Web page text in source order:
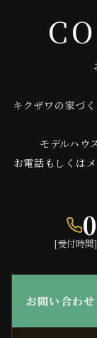
キクザワの家づ
モデルハウ
お電話もしくは
[受付時間
お問い合わ